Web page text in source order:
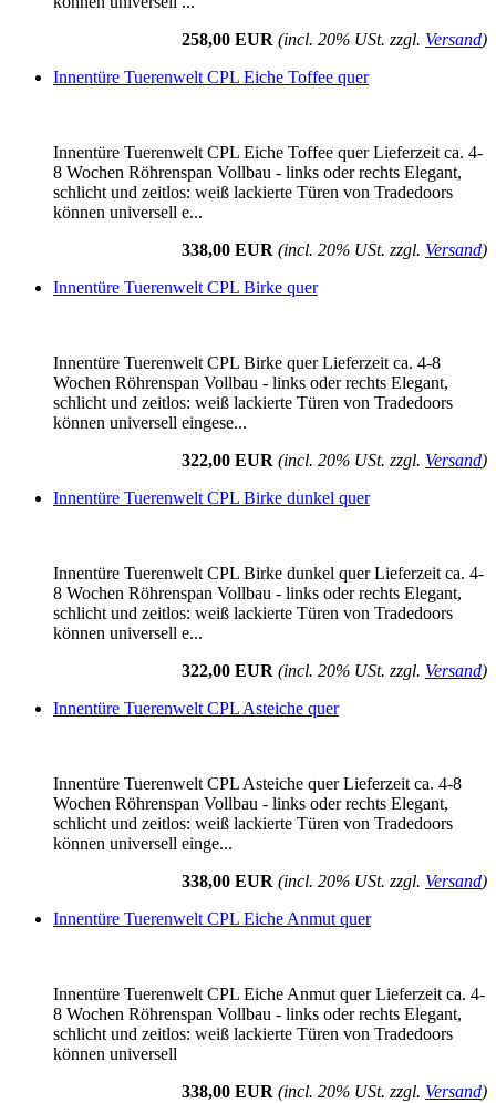
258,00 EUR (incl. 20% USt. zzgl. Versand)
Innentüre Tuerenwelt CPL Eiche Toffee quer
Innentüre Tuerenwelt CPL Eiche Toffee quer Lieferzeit ca. 4-
8 Wochen Röhrenspan Vollbau - links oder rechts Elegant,
schlicht und zeitlos: weiß lackierte Türen von Tradedoors
können universell e...
338,00 EUR (incl. 20% USt. zzgl. Versand)
Innentüre Tuerenwelt CPL Birke quer
Innentüre Tuerenwelt CPL Birke quer Lieferzeit ca. 4-8
Wochen Röhrenspan Vollbau - links oder rechts Elegant,
schlicht und zeitlos: weiß lackierte Türen von Tradedoors
können universell eingese...
322,00 EUR (incl. 20% USt. zzgl. Versand)
Innentüre Tuerenwelt CPL Birke dunkel quer
Innentüre Tuerenwelt CPL Birke dunkel quer Lieferzeit ca. 4-
8 Wochen Röhrenspan Vollbau - links oder rechts Elegant,
schlicht und zeitlos: weiß lackierte Türen von Tradedoors
können universell e...
322,00 EUR (incl. 20% USt. zzgl. Versand)
Innentüre Tuerenwelt CPL Asteiche quer
Innentüre Tuerenwelt CPL Asteiche quer Lieferzeit ca. 4-8
Wochen Röhrenspan Vollbau - links oder rechts Elegant,
schlicht und zeitlos: weiß lackierte Türen von Tradedoors
können universell einge...
338,00 EUR (incl. 20% USt. zzgl. Versand)
Innentüre Tuerenwelt CPL Eiche Anmut quer
Innentüre Tuerenwelt CPL Eiche Anmut quer Lieferzeit ca. 4-
8 Wochen Röhrenspan Vollbau - links oder rechts Elegant,
schlicht und zeitlos: weiß lackierte Türen von Tradedoors
können universell
338,00 EUR (incl. 20% USt. zzgl. Versand)